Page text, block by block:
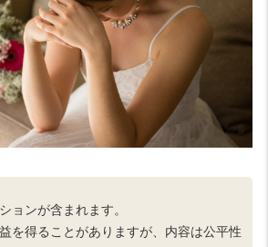
ョンが含まれます。
を得ることがありますが、内容は公平性